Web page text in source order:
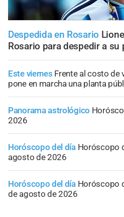
Despedida en Rosario
Rosario para despedir a
Este viernes Frente al costo de
pone en marcha una planta
Panorama astrológico
2026
Horóscopo del día Horóscopo
agosto de 2026
Horóscopo del día Horóscopo
de agosto de 2026